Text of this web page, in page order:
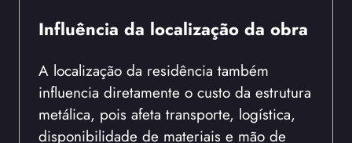
Influência da localização da obra
A localização da residência também
influencia diretamente o custo da estrutura
metálica, pois afeta transporte, logística,
disponibilidade de materiais e mão de